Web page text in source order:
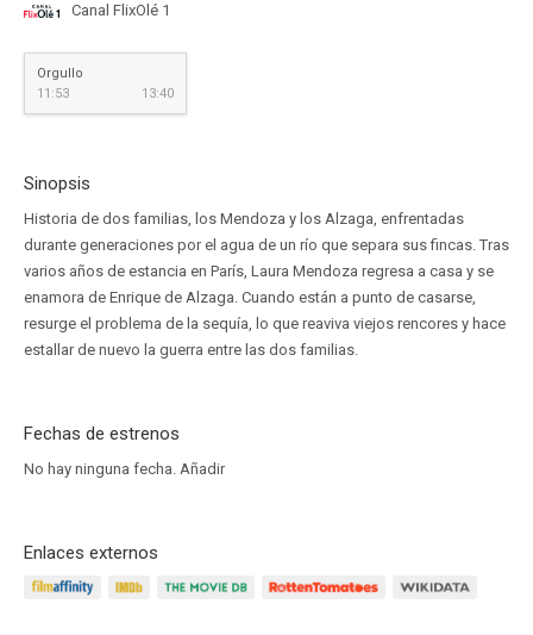
Canal FlixOlé 1
Orgullo
11:53
13:40
Sinopsis
Historia de dos familias, los Mendoza y los Alzaga, enfrentadas
durante generaciones por el agua de un río que separa sus fincas. Tras
varios años de estancia en París, Laura Mendoza regresa a casa y se
enamora de Enrique de Alzaga. Cuando están a punto de casarse,
resurge el problema de la sequía, lo que reaviva viejos rencores y hace
estallar de nuevo la guerra entre las dos familias.
Fechas de estrenos
No hay ninguna fecha. Añadir
Enlaces externos